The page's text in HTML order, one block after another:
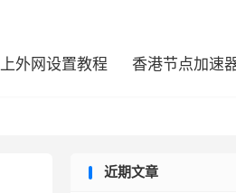
上外网设置教程 香港节点加速
近期文章